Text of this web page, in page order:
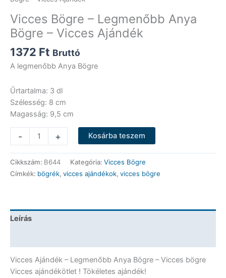
Vicces Bögre – Legmenőbb Anya
Bögre – Vicces Ajándék
1372 Ft Bruttó
A legmenőbb Anya Bögre
Űrtartalma: 3 dl
Szélesség: 8 cm
Magasság: 9,5 cm
-
Bögre
-
Legmenőbb
Anya
Vicces
+ Kosárba teszem
Cikkszám: B644 Kategória: Vicces Bögre
Címkék: bögrék, vicces ajándékok, vicces bögre
Leírás
Vicces Ajándék – Legmenőbb Anya Bögre – Vicces bögre
Vicces ajándékötlet ! Tökéletes ajándék!